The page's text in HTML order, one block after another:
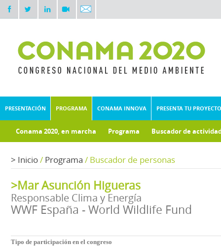
PRESENTACIÓN PROGRAMA CONAMA INNOVA PRESENTA TU PROYECTO
Conama 2020, en marcha Programa Buscador de
> Inicio/ Programa / Buscador de personas
>Mar Asunción Higueras
Responsable Clima y Energía
WWF España - World Wildlife Fund
Tipo de participación en el congreso